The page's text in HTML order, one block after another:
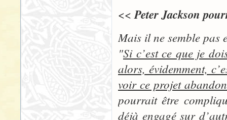
<<Peter Jackson
Mais il ne semble
"Si c’est ce que je
alors, évidemment,
voir ce projet
pourrait être
déjà engagé sur